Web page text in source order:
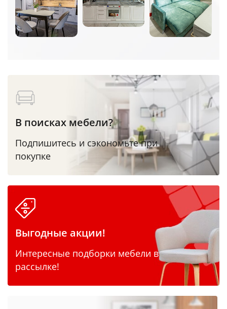
В поисках мебели?
Подпишитесь и сэкономьте при
покупке
Выгодные акции!
Интересные подборки мебели в
рассылке!